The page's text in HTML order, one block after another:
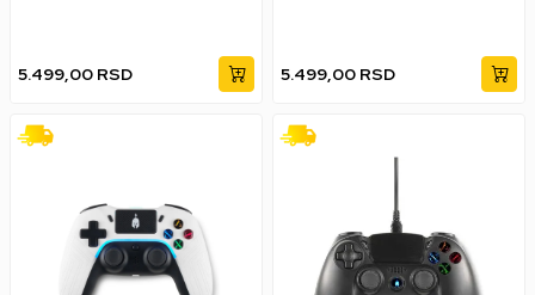
5.499,00 RSD 5.499,00 RSD